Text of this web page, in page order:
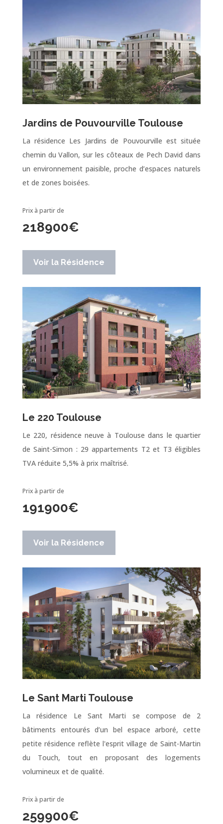
Jardins de Pouvourville Toulouse
La résidence Les Jardins de Pouvourville est située
chemin du Vallon, sur les côteaux de Pech David dans
un environnement paisible, proche d’espaces naturels
et de zones boisées.
Prix à partir de
218900€
Voir la Résidence
Le 220 Toulouse
Le 220, résidence neuve à Toulouse dans le quartier
de Saint-Simon : 29 appartements T2 et T3 éligibles
TVA réduite 5,5% à prix maîtrisé.
Prix à partir de
191900€
Voir la Résidence
Le Sant Marti Toulouse
La résidence Le Sant Marti se compose de 2
bâtiments entourés d’un bel espace arboré, cette
petite résidence reflète l'esprit village de Saint-Martin
du Touch, tout en proposant des logements
volumineux et de qualité.
Prix à partir de
259900€